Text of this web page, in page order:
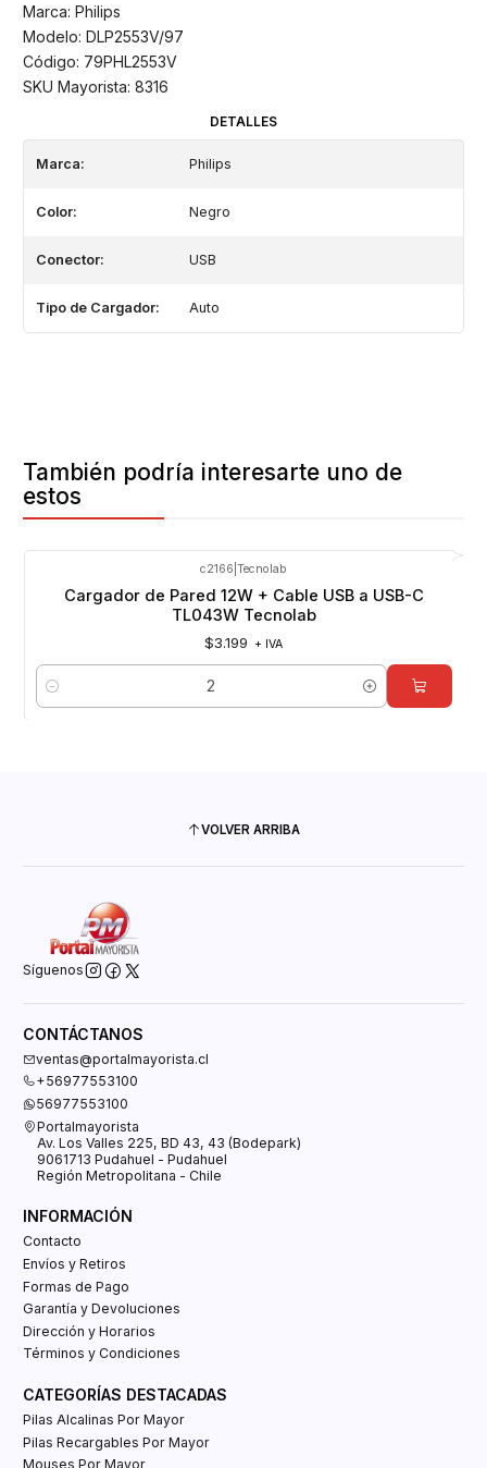
Marca: Philips
Modelo: DLP2553V/97
Código: 79PHL2553V
SKU Mayorista: 8316
DETALLES
Marca: Philips
Color: Negro
Conector: USB
Tipo de Cargador: Auto
También podría interesarte uno de
estos
c2166 Tecnolab
Cargador de Pared 12W + Cable USB a USB-C
TL043W Tecnolab
$3.199 + IVA
Cantidad
VOLVER ARRIBA
Síguenos
CONTÁCTANOS
ventas@portalmayorista.cl
+56977553100
56977553100
Portalmayorista
Av. Los Valles 225, BD 43, 43 (Bodepark)
9061713 Pudahuel - Pudahuel
Región Metropolitana - Chile
INFORMACIÓN
Contacto
Envíos y Retiros
Formas de Pago
Garantía y Devoluciones
Dirección y Horarios
Términos y Condiciones
CATEGORÍAS DESTACADAS
Pilas Alcalinas Por Mayor
Pilas Recargables Por Mayor
Mouses Por Mayor